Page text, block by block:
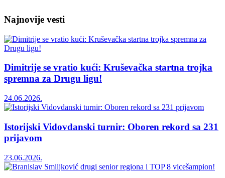
Najnovije vesti
Dimitrije se vratio kući: Kruševačka startna trojka
spremna za Drugu ligu!
24.06.2026.
Istorijski Vidovdanski turnir: Oboren rekord sa 231
prijavom
23.06.2026.